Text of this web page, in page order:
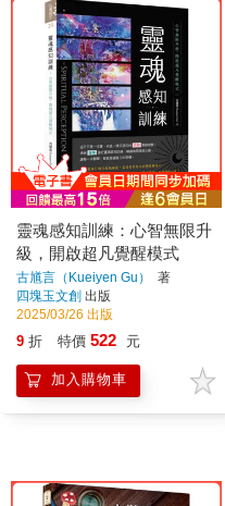
靈魂感知訓練：心智無限升
級，開啟超凡覺醒模式
古馗言（Kueiyen Gu）
著
四塊玉文創 出版
2025/03/26 出版
9 折 特價 522 元
加入購物車